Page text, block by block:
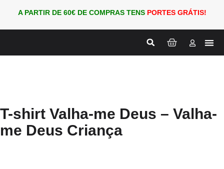
A PARTIR DE 60€ DE COMPRAS TENS PORTES GRÁTIS!
T-shirt Valha-me Deus – Valha-
me Deus Criança